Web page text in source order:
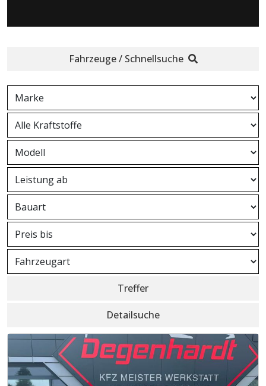
Fahrzeuge / Schnellsuche
Treffer
Detailsuche